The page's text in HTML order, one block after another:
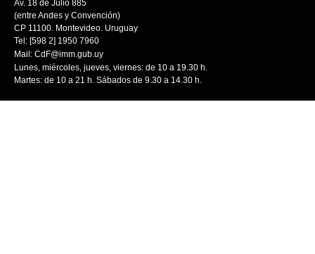
Av. 18 de Julio 885
(entre Andes y Convención)
CP 11100. Montevideo. Uruguay
Tel: [598 2] 1950 7960
Mail: CdF@imm.gub.uy
Lunes, miércoles, jueves, viernes: de 10 a 19.30 h.
Martes: de 10 a 21 h. Sábados de 9.30 a 14.30 h.